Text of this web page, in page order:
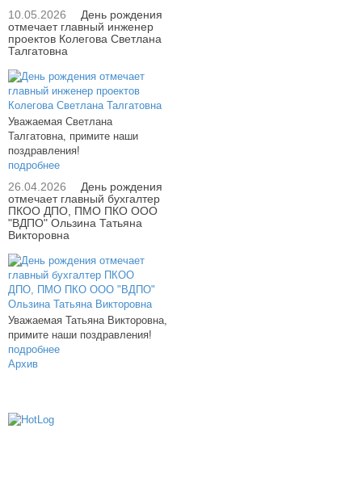
10.05.2026
День рождения
отмечает главный инженер
проектов Колегова Светлана
Талгатовна
Уважаемая Светлана
Талгатовна, примите наши
поздравления!
подробнее
26.04.2026
День рождения
отмечает главный бухгалтер
ПКОО ДПО, ПМО ПКО ООО
"ВДПО" Ользина Татьяна
Викторовна
Уважаемая Татьяна Викторовна,
примите наши поздравления!
подробнее
Архив